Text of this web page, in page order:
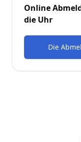
Online
die Uhr
Die